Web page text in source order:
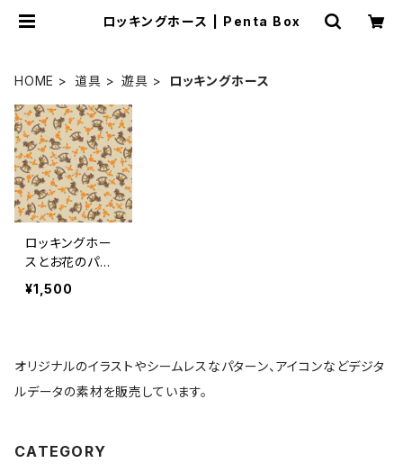
ロッキングホース | Penta Box
HOME 道具 遊具 ロッキングホース
ロッキングホー
スとお花のパタ
ーン
¥1,500
オリジナルのイラストやシームレスなパターン、アイコンなどデジタ
ルデータの素材を販売しています。
CATEGORY